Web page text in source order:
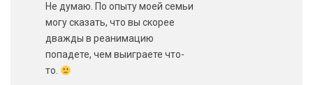
Не думаю. По опыту моей семьи
могу сказать, что вы скорее
дважды в реанимацию
попадете, чем выиграете что-
то.